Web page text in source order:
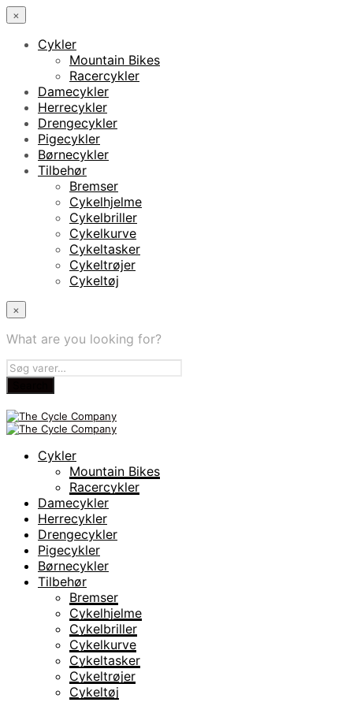
×
Cykler
Mountain Bikes
Racercykler
Damecykler
Herrecykler
Drengecykler
Pigecykler
Børnecykler
Tilbehør
Bremser
Cykelhjelme
Cykelbriller
Cykelkurve
Cykeltasker
Cykeltrøjer
Cykeltøj
×
What are you looking for?
Cykler
Mountain Bikes
Racercykler
Damecykler
Herrecykler
Drengecykler
Pigecykler
Børnecykler
Tilbehør
Bremser
Cykelhjelme
Cykelbriller
Cykelkurve
Cykeltasker
Cykeltrøjer
Cykeltøj